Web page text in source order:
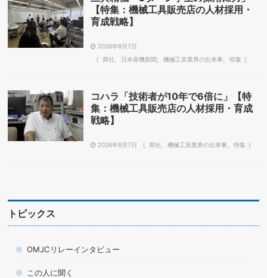
【特集：機械工具販売店の人材採用・
育成戦略】
2026年8月7日
商社
日本産機新聞 機械工具業界の出来事 特集
コハラ「技術者が10年で6倍に」【特
集：機械工具販売店の人材採用・育成
戦略】
2026年8月7日 商社 機械工具業界の出来事 特集
トピックス
OMJCリレーインタビュー
この人に聞く